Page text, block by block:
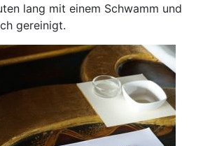
lang mit einem Schwamm und
gereinigt.